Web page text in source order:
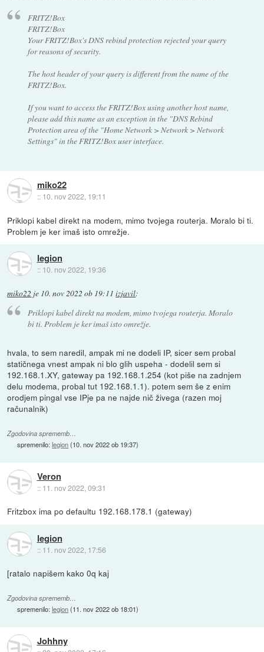
FRITZ!Box
FRITZ!Box
Your FRITZ!Box's DNS rebind protection rejected your query
for reasons of security.
The host header of your query is different from the name of the
FRITZ!Box.
If you want to access the FRITZ!Box using another host name,
please add this name as an exception in the "DNS Rebind
Protection area of the "Home Network > Network > Network
Settings" in the FRITZ!Box user interface.
miko22
:: 10. nov 2022, 19:11
Priklopi kabel direkt na modem, mimo tvojega routerja. Moralo bi ti.
Problem je ker imaš isto omrežje.
legion
:: 10. nov 2022, 19:36
miko22 je 10. nov 2022 ob 19:11 izjavil:
Priklopi kabel direkt na modem, mimo tvojega routerja. Moralo
bi ti. Problem je ker imaš isto omrežje.
hvala, to sem naredil, ampak mi ne dodeli IP, sicer sem probal
statičnega vnest ampak ni blo glih uspeha - dodelil sem si
192.168.1.XY, gateway pa 192.168.1.254 (kot piše na zadnjem
delu modema, probal tut 192.168.1.1). potem sem še z enim
orodjem pingal vse IPje pa ne najde nič živega (razen moj
računalnik)
Zgodovina sprememb…
spremenilo:legion(10. nov 2022 ob 19:37)
Veron
:: 11. nov 2022, 09:31
Fritzbox ima po defaultu 192.168.178.1 (gateway)
legion
:: 11. nov 2022, 17:56
[ratalo napišem kako 0q kaj
Zgodovina sprememb…
spremenilo:legion(11. nov 2022 ob 18:01)
Johhny